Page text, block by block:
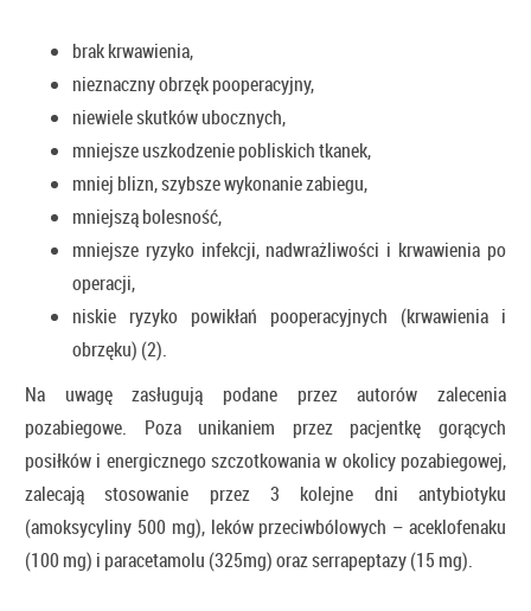
brak krwawienia,
nieznaczny obrzęk pooperacyjny,
niewiele skutków ubocznych,
mniejsze uszkodzenie pobliskich tkanek,
mniej blizn, szybsze wykonanie zabiegu,
mniejszą bolesność,
mniejsze ryzyko infekcji, nadwrażliwości i krwawienia po
operacji,
niskie ryzyko powikłań pooperacyjnych (krwawienia i
obrzęku) (2).
Na uwagę zasługują podane przez autorów zalecenia
pozabiegowe. Poza unikaniem przez pacjentkę gorących
posiłków i energicznego szczotkowania w okolicy pozabiegowej,
zalecają stosowanie przez 3 kolejne dni antybiotyku
(amoksycyliny 500 mg), leków przeciwbólowych – aceklofenaku
(100 mg) i paracetamolu (325mg) oraz serrapeptazy (15 mg).